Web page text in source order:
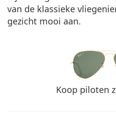
van de klassieke
gezicht mooi aan.
Koop piloten